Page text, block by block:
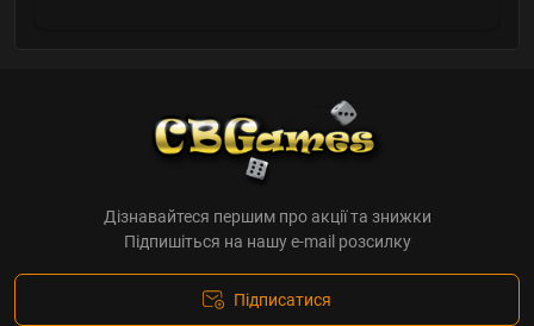
Дізнавайтеся першим про акції та знижки
Підпишіться на нашу e-mail розсилку
Підписатися